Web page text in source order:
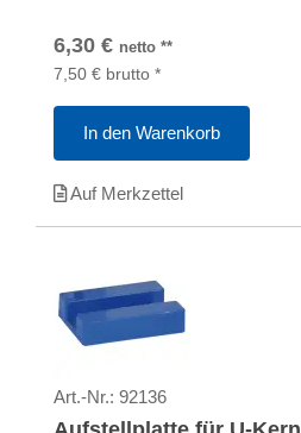
6,30 € netto **
7,50 € brutto *
In den Warenkorb
Auf Merkzettel
Art.-Nr.: 92136